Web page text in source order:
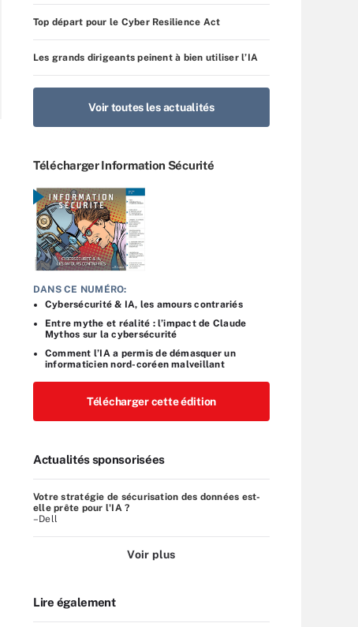
Top départ pour le Cyber Resilience Act
Les grands dirigeants peinent à bien utiliser l’IA
Voir toutes les actualités
Télécharger Information Sécurité
DANS CE NUMÉRO:
Cybersécurité & IA, les amours contrariés
Entre mythe et réalité : l’impact de Claude
Mythos sur la cybersécurité
Comment l’IA a permis de démasquer un
informaticien nord-coréen malveillant
Télécharger cette édition
Actualités sponsorisées
Votre stratégie de sécurisation des données est-
elle prête pour l'IA ?
–Dell
Voir plus
Lire également